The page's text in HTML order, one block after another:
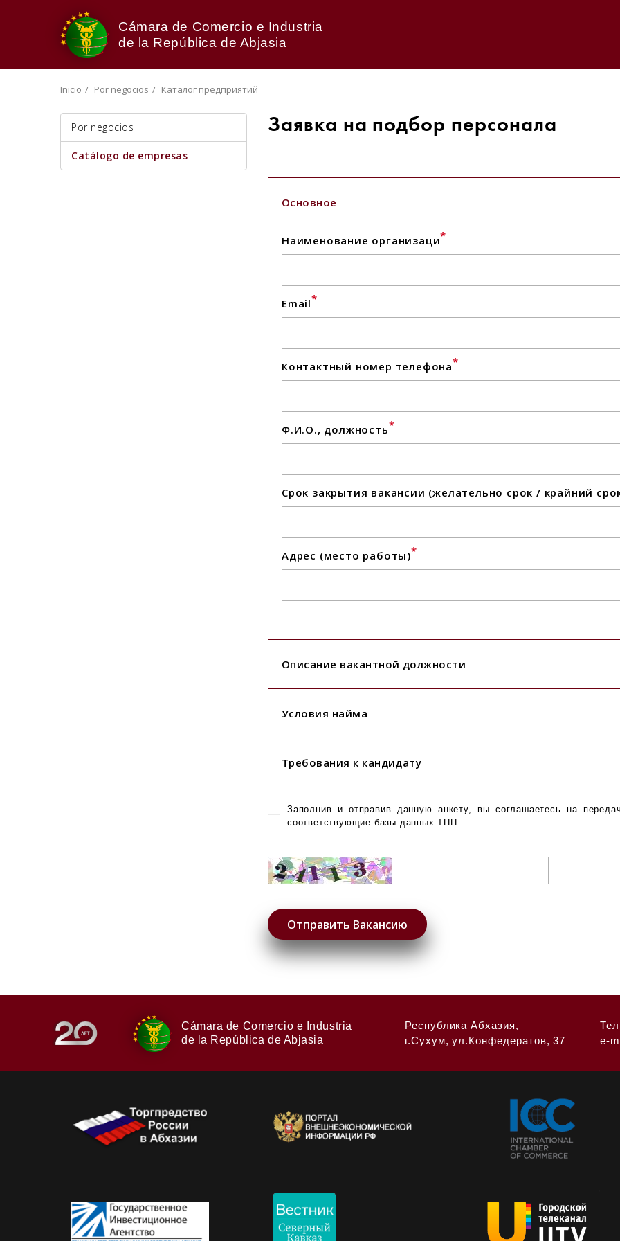
Cámara de Comercio e Industria
de la República de Abjasia
Inicio Por negocios Каталог предприятий
Por negocios
Catálogo de empresas
Заявка на подбор персонала
Основное
Наименование организаци*
Email*
Контактный номер телефона*
Ф.И.О., должность*
Срок закрытия вакансии (желательно срок / крайний
Адрес (место работы)*
Описание вакантной должности
Условия найма
Требования к кандидату
Заполнив и отправив данную анкету, вы соглашаетесь на
соответствующие базы данных ТПП.
Cámara de Comercio e Industria
de la República de Abjasia
Республика Абхазия,
г.Сухум, ул.Конфедератов, 37
e-